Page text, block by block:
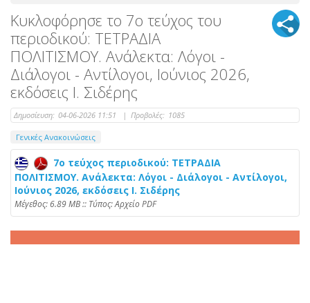
Κυκλοφόρησε το 7ο τεύχος του
περιοδικού: ΤΕΤΡΑΔΙΑ
ΠΟΛΙΤΙΣΜΟΥ. Ανάλεκτα: Λόγοι -
Διάλογοι - Αντίλογοι, Ιούνιος 2026,
εκδόσεις Ι. Σιδέρης
Δημοσίευση: 04-06-2026 11:51 | Προβολές: 1085
Γενικές Ανακοινώσεις
7ο τεύχος περιοδικού: ΤΕΤΡΑΔΙΑ
ΠΟΛΙΤΙΣΜΟΥ. Ανάλεκτα: Λόγοι - Διάλογοι - Αντίλογοι,
Ιούνιος 2026, εκδόσεις Ι. Σιδέρης
Mέγεθος: 6.89 MB :: Τύπος: Αρχείο PDF